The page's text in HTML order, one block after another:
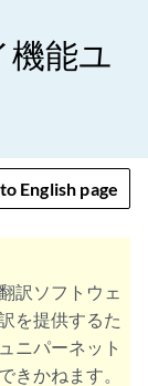
機能ユ
English page
訳ソフトウェ
を提供するた
ニパーネット
きかねます。